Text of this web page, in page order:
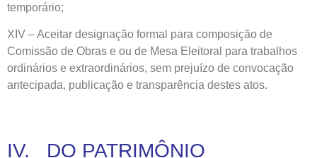
temporário;
XIV – Aceitar designação formal para composição de
Comissão de Obras e ou de Mesa Eleitoral para trabalhos
ordinários e extraordinários, sem prejuízo de convocação
antecipada, publicação e transparência destes atos.
IV. DO PATRIMÔNIO